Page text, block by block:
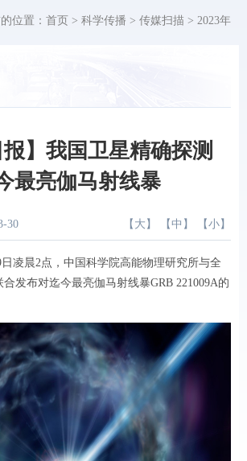
位置： 首页 > 科学传播 > 传媒扫描 > 2023年
报】我国卫星精确探测
最亮伽马射线暴
30 【 大 】 【 中 】 【 小 】
晨2点，中国科学院高能物理研究所与全
发布对迄今最亮伽马射线暴GRB 221009A的